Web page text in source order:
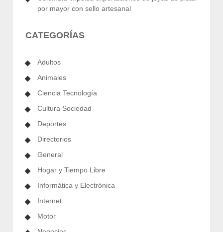
por mayor con sello artesanal
CATEGORÍAS
Adultos
Animales
Ciencia Tecnología
Cultura Sociedad
Deportes
Directorios
General
Hogar y Tiempo Libre
Informática y Electrónica
Internet
Motor